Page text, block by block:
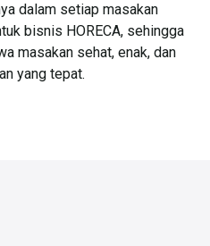
dalam setiap masakan
bisnis HORECA, sehingga
masakan sehat, enak, dan
yang tepat.